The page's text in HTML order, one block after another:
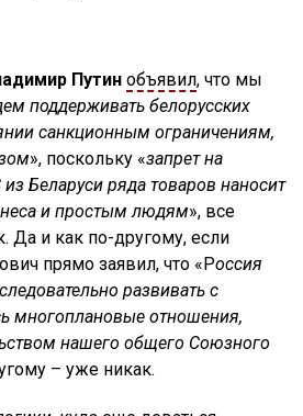
Путин объявил, что мы
поддерживать белорусских
санкционным ограничениям,
», поскольку «запрет на
Беларуси ряда товаров наносит
и простым людям», все
Да и как по-другому, если
прямо заявил, что «Россия
развивать с
многоплановые отношения,
нашего общего Союзного
– уже никак.